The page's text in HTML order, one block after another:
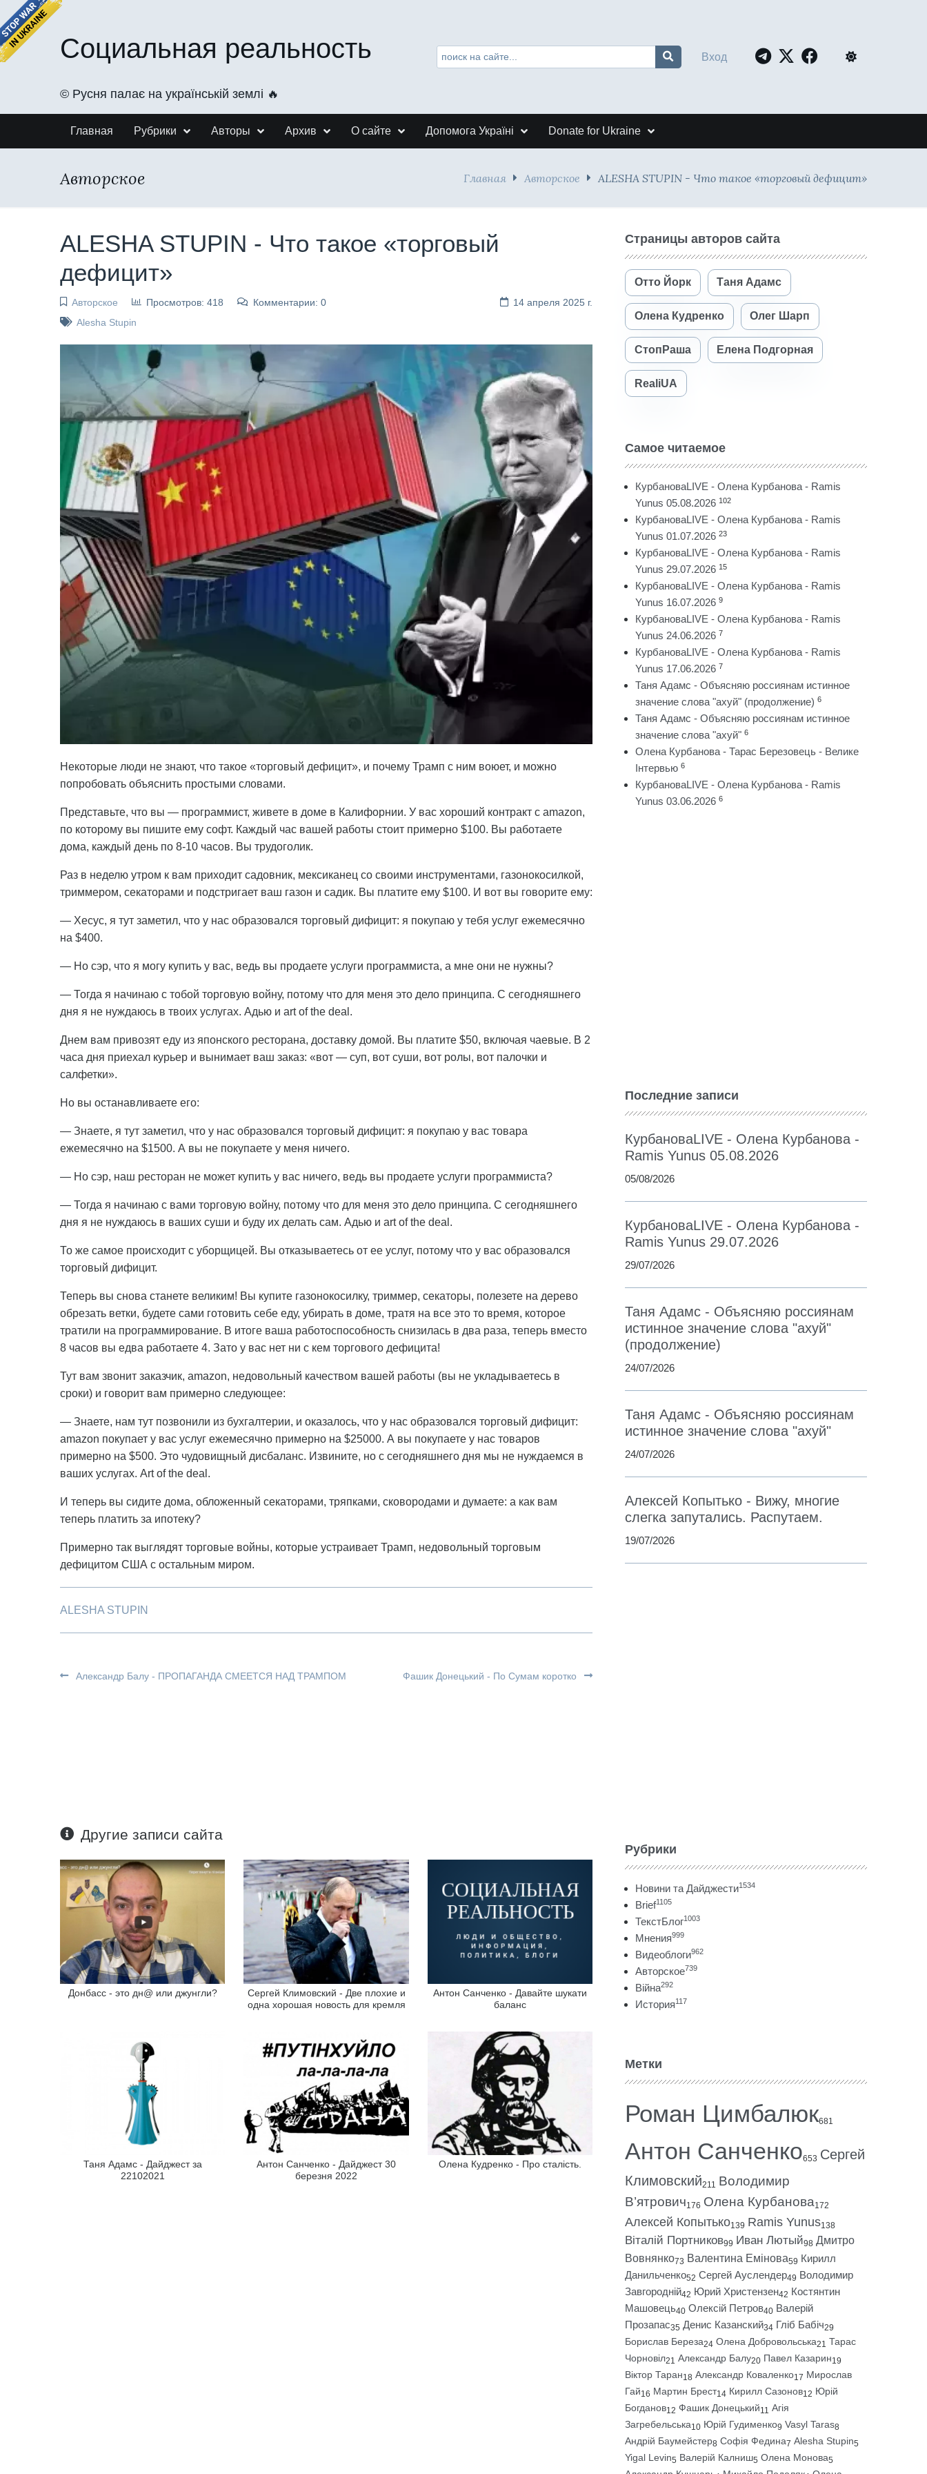
Социальная реальность
©️ Русня палає на українській землі 🔥
Вход
Главная Рубрики Авторы Архив О сайте Допомога Україні Donate for Ukraine
Авторское Главная Авторское ALESHA STUPIN - Что такое «торговый дефицит»
ALESHA STUPIN - Что такое «торговый
дефицит»
Авторское Просмотров: 418 Комментарии: 0
14 апреля 2025 г.
Alesha Stupin
Некоторые люди не знают, что такое «торговый дефицит», и почему Трамп с ним воюет, и можно
попробовать объяснить простыми словами.
Представьте, что вы — программист, живете в доме в Калифорнии. У вас хороший контракт с amazon,
по которому вы пишите ему софт. Каждый час вашей работы стоит примерно $100. Вы работаете
дома, каждый день по 8-10 часов. Вы трудоголик.
Раз в неделю утром к вам приходит садовник, мексиканец со своими инструментами, газонокосилкой,
триммером, секаторами и подстригает ваш газон и садик. Вы платите ему $100. И вот вы говорите ему:
— Хесус, я тут заметил, что у нас образовался торговый дифицит: я покупаю у тебя услуг ежемесячно
на $400.
— Но сэр, что я могу купить у вас, ведь вы продаете услуги программиста, а мне они не нужны?
— Тогда я начинаю с тобой торговую войну, потому что для меня это дело принципа. С сегодняшнего
дня я не нуждаюсь в твоих услугах. Адью и art of the deal.
Днем вам привозят еду из японского ресторана, доставку домой. Вы платите $50, включая чаевые. В 2
часа дня приехал курьер и вынимает ваш заказ: «вот — суп, вот суши, вот ролы, вот палочки и
салфетки».
Но вы останавливаете его:
— Знаете, я тут заметил, что у нас образовался торговый дифицит: я покупаю у вас товара
ежемесячно на $1500. А вы не покупаете у меня ничего.
— Но сэр, наш ресторан не может купить у вас ничего, ведь вы продаете услуги программиста?
— Тогда я начинаю с вами торговую войну, потому что для меня это дело принципа. С сегодняшнего
дня я не нуждаюсь в ваших суши и буду их делать сам. Адью и art of the deal.
То же самое происходит с уборщицей. Вы отказываетесь от ее услуг, потому что у вас образовался
торговый дифицит.
Теперь вы снова станете великим! Вы купите газонокосилку, триммер, секаторы, полезете на дерево
обрезать ветки, будете сами готовить себе еду, убирать в доме, тратя на все это то время, которое
тратили на программирование. В итоге ваша работоспособность снизилась в два раза, теперь вместо
8 часов вы едва работаете 4. Зато у вас нет ни с кем торгового дефицита!
Тут вам звонит заказчик, amazon, недовольный качеством вашей работы (вы не укладываетесь в
сроки) и говорит вам примерно следующее:
— Знаете, нам тут позвонили из бухгалтерии, и оказалось, что у нас образовался торговый дифицит:
amazon покупает у вас услуг ежемесячно примерно на $25000. А вы покупаете у нас товаров
примерно на $500. Это чудовищный дисбаланс. Извините, но с сегодняшнего дня мы не нуждаемся в
ваших услугах. Art of the deal.
И теперь вы сидите дома, обложенный секаторами, тряпками, сковородами и думаете: а как вам
теперь платить за ипотеку?
Примерно так выглядят торговые войны, которые устраивает Трамп, недовольный торговым
дефицитом США с остальным миром.
ALESHA STUPIN
Александр Балу - ПРОПАГАНДА СМЕЕТСЯ НАД ТРАМПОМ Фашик Донецький - По Сумам коротко
Другие записи сайта
Донбасс - это дн@ или джунгли?
Сергей Климовский - Две плохие и
одна хорошая новость для кремля
Антон Санченко - Давайте шукати
баланс
Таня Адамс - Дайджест за
22102021
Антон Санченко - Дайджест 30
березня 2022
Олена Кудренко - Про сталість.
Страницы авторов сайта
Отто Йорк Таня Адамс
Олена Кудренко Олег Шарп
СтопРаша Елена Подгорная
RealiUA
Самое читаемое
КурбановаLIVE - Олена Курбанова - Ramis
Yunus 05.08.2026 102
КурбановаLIVE - Олена Курбанова - Ramis
Yunus 01.07.2026 23
КурбановаLIVE - Олена Курбанова - Ramis
Yunus 29.07.2026 15
КурбановаLIVE - Олена Курбанова - Ramis
Yunus 16.07.2026 9
КурбановаLIVE - Олена Курбанова - Ramis
Yunus 24.06.2026 7
КурбановаLIVE - Олена Курбанова - Ramis
Yunus 17.06.2026 7
Таня Адамс - Объясняю россиянам истинное
значение слова "ахуй" (продолжение) 6
Таня Адамс - Объясняю россиянам истинное
значение слова "ахуй" 6
Олена Курбанова - Тарас Березовець - Велике
Інтервью 6
КурбановаLIVE - Олена Курбанова - Ramis
Yunus 03.06.2026 6
Последние записи
КурбановаLIVE - Олена Курбанова -
Ramis Yunus 05.08.2026
05/08/2026
КурбановаLIVE - Олена Курбанова -
Ramis Yunus 29.07.2026
29/07/2026
Таня Адамс - Объясняю россиянам
истинное значение слова "ахуй"
(продолжение)
24/07/2026
Таня Адамс - Объясняю россиянам
истинное значение слова "ахуй"
24/07/2026
Алексей Копытько - Вижу, многие
слегка запутались. Распутаем.
19/07/2026
Рубрики
Новини та Дайджести1534
Brief1105
ТекстБлог1003
Мнения999
Видеоблоги962
Авторское739
Війна292
История117
Метки
Роман Цимбалюк681
Антон Санченко653 Сергей
Климовский211 Володимир
В’ятрович176 Олена Курбанова172
Алексей Копытько139 Ramis Yunus138
Віталій Портников99 Иван Лютый98 Дмитро
Вовнянко73 Валентина Емінова59 Кирилл
Данильченко52 Сергей Ауслендер49 Володимир
Завгородній42 Юрий Христензен42 Костянтин
Машовець40 Олексій Петров40 Валерій
Прозапас35 Денис Казанский34 Гліб Бабіч29
Борислав Береза24 Олена Добровольська21 Тарас
Чорновіл21 Александр Балу20 Павел Казарин19
Віктор Таран18 Александр Коваленко17 Мирослав
Гай16 Мартин Брест14 Кирилл Сазонов12 Юрій
Богданов12 Фашик Донецький11 Агія
Загребельська10 Юрій Гудименко9 Vasyl Taras8
Андрій Баумейстер8 Софія Федина7 Alesha Stupin5
Yigal Levin5 Валерій Калниш5 Олена Монова5